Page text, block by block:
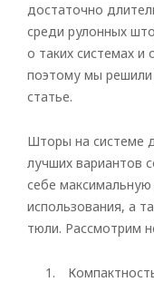
достаточно
среди рулонных
о таких системах
поэтому мы решили
статье.
Шторы на системе
лучших вариантов
себе
использования, а
тюли. Рассмотрим